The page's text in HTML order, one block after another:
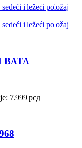
BATA
7.999 рсд.